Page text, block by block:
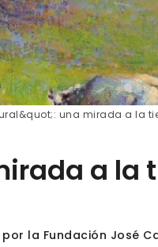
una mirada a la
a la
la Fundación José